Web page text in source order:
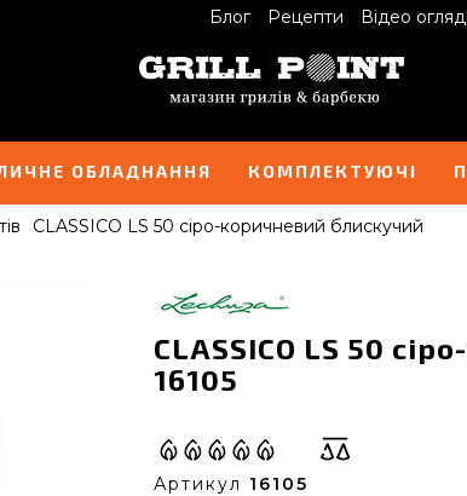
Блог Рецепти Відео
ОБЛАДНАННЯ КОМПЛЕКТУЮЧІ
CLASSICO LS 50 сіро-коричневий блискучий
CLASSICO LS 50
16105
Артикул 16105